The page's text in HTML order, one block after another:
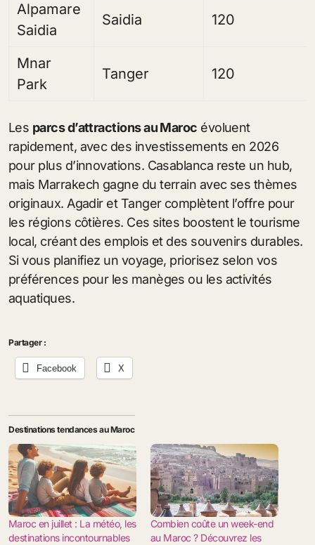
Alpamare
Saidia
Saidia 120
Mnar
Park
Tanger 120
Les parcs d’attractions au Maroc évoluent
rapidement, avec des investissements en 2026
pour plus d’innovations. Casablanca reste un hub,
mais Marrakech gagne du terrain avec ses thèmes
originaux. Agadir et Tanger complètent l’offre pour
les régions côtières. Ces sites boostent le tourisme
local, créant des emplois et des souvenirs durables.
Si vous planifiez un voyage, priorisez selon vos
préférences pour les manèges ou les activités
aquatiques.
Partager :
Facebook X
Destinations tendances au Maroc
Maroc en juillet : La météo, les
destinations incontournables
Combien coûte un week-end
au Maroc ? Découvrez les